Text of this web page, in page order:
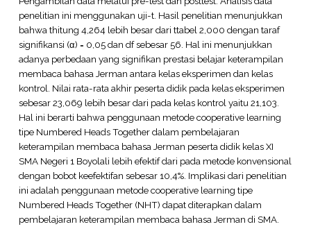
penelitian ini menggunakan uji-t. Hasil penelitian menunjukkan
bahwa thitung 4,264 lebih besar dari ttabel 2,000 dengan taraf
signifikansi (α) = 0,05 dan df sebesar 56. Hal ini menunjukkan
adanya perbedaan yang signifikan prestasi belajar keterampilan
membaca bahasa Jerman antara kelas eksperimen dan kelas
kontrol. Nilai rata-rata akhir peserta didik pada kelas eksperimen
sebesar 23,069 lebih besar dari pada kelas kontrol yaitu 21,103.
Hal ini berarti bahwa penggunaan metode cooperative learning
tipe Numbered Heads Together dalam pembelajaran
keterampilan membaca bahasa Jerman peserta didik kelas XI
SMA Negeri 1 Boyolali lebih efektif dari pada metode konvensional
dengan bobot keefektifan sebesar 10,4%. Implikasi dari penelitian
ini adalah penggunaan metode cooperative learning tipe
Numbered Heads Together (NHT) dapat diterapkan dalam
pembelajaran keterampilan membaca bahasa Jerman di SMA.